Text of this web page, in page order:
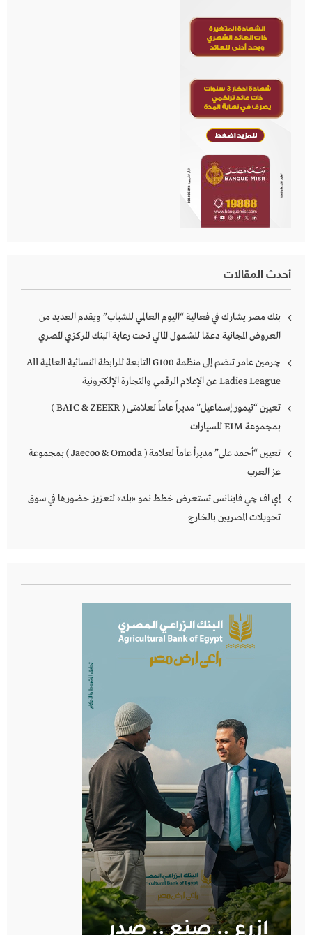
أحدث المقالات
بنك مصر يشارك في فعالية “اليوم العالمي للشباب” ويقدم العديد من
العروض المجانية دعمًا للشمول المالي تحت رعاية البنك المركزي المصري
چرمين عامر تنضم إلى منظمة G100 التابعة للرابطة النسائية العالمية All
Ladies League عن الإعلام الرقمي والتجارة الإلكترونية
تعيين “تيمور إسماعيل” مديراً عاماً لعلامتى ( BAIC & ZEEKR )
بمجموعة EIM للسيارات
تعيين “أحمد على” مديراً عاماً لعلامة ( Jaecoo & Omoda ) بمجموعة
عز العرب
إي اف چي فاينانس تستعرض خطط نمو «بلد» لتعزيز حضورها في سوق
تحويلات المصريين بالخارج